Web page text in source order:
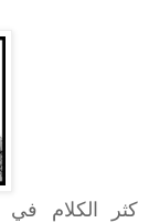
كثر الكلام في